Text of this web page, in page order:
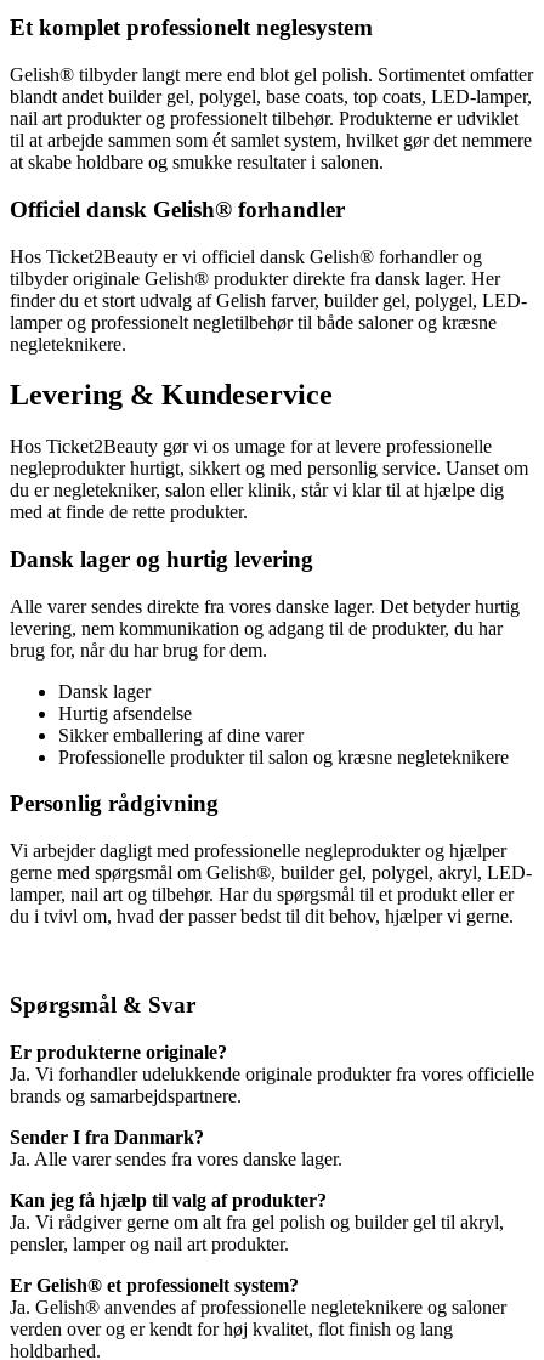
Et komplet professionelt neglesystem
Gelish® tilbyder langt mere end blot gel polish. Sortimentet omfatter
blandt andet builder gel, polygel, base coats, top coats, LED-lamper,
nail art produkter og professionelt tilbehør. Produkterne er udviklet
til at arbejde sammen som ét samlet system, hvilket gør det nemmere
at skabe holdbare og smukke resultater i salonen.
Officiel dansk Gelish® forhandler
Hos Ticket2Beauty er vi officiel dansk Gelish® forhandler og
tilbyder originale Gelish® produkter direkte fra dansk lager. Her
finder du et stort udvalg af Gelish farver, builder gel, polygel, LED-
lamper og professionelt negletilbehør til både saloner og kræsne
negleteknikere.
Levering & Kundeservice
Hos Ticket2Beauty gør vi os umage for at levere professionelle
negleprodukter hurtigt, sikkert og med personlig service. Uanset om
du er negletekniker, salon eller klinik, står vi klar til at hjælpe dig
med at finde de rette produkter.
Dansk lager og hurtig levering
Alle varer sendes direkte fra vores danske lager. Det betyder hurtig
levering, nem kommunikation og adgang til de produkter, du har
brug for, når du har brug for dem.
Dansk lager
Hurtig afsendelse
Sikker emballering af dine varer
Professionelle produkter til salon og kræsne negleteknikere
Personlig rådgivning
Vi arbejder dagligt med professionelle negleprodukter og hjælper
gerne med spørgsmål om Gelish®, builder gel, polygel, akryl, LED-
lamper, nail art og tilbehør. Har du spørgsmål til et produkt eller er
du i tvivl om, hvad der passer bedst til dit behov, hjælper vi gerne.
Spørgsmål & Svar
Er produkterne originale?
Ja. Vi forhandler udelukkende originale produkter fra vores officielle
brands og samarbejdspartnere.
Sender I fra Danmark?
Ja. Alle varer sendes fra vores danske lager.
Kan jeg få hjælp til valg af produkter?
Ja. Vi rådgiver gerne om alt fra gel polish og builder gel til akryl,
pensler, lamper og nail art produkter.
Er Gelish® et professionelt system?
Ja. Gelish® anvendes af professionelle negleteknikere og saloner
verden over og er kendt for høj kvalitet, flot finish og lang
holdbarhed.